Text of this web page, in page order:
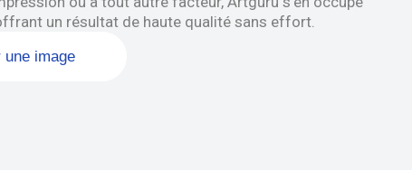
un résultat de haute qualité sans effort.
une image